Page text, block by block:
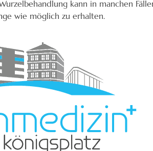
kann in manchen
wie möglich zu erhalten.